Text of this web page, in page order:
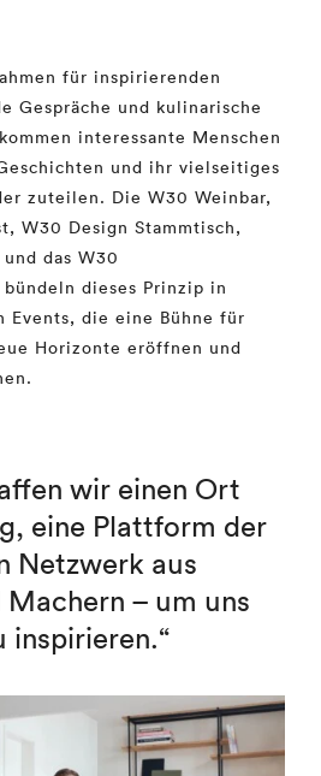
für inspirierenden
Gespräche und kulinarische
interessante Menschen
und ihr vielseitiges
zuteilen. Die W30 Weinbar,
W30 Design Stammtisch,
das W30
dieses Prinzip in
Events, die eine Bühne für
Horizonte eröffnen und
wir einen Ort
eine Plattform der
Netzwerk aus
– um uns
inspirieren.“